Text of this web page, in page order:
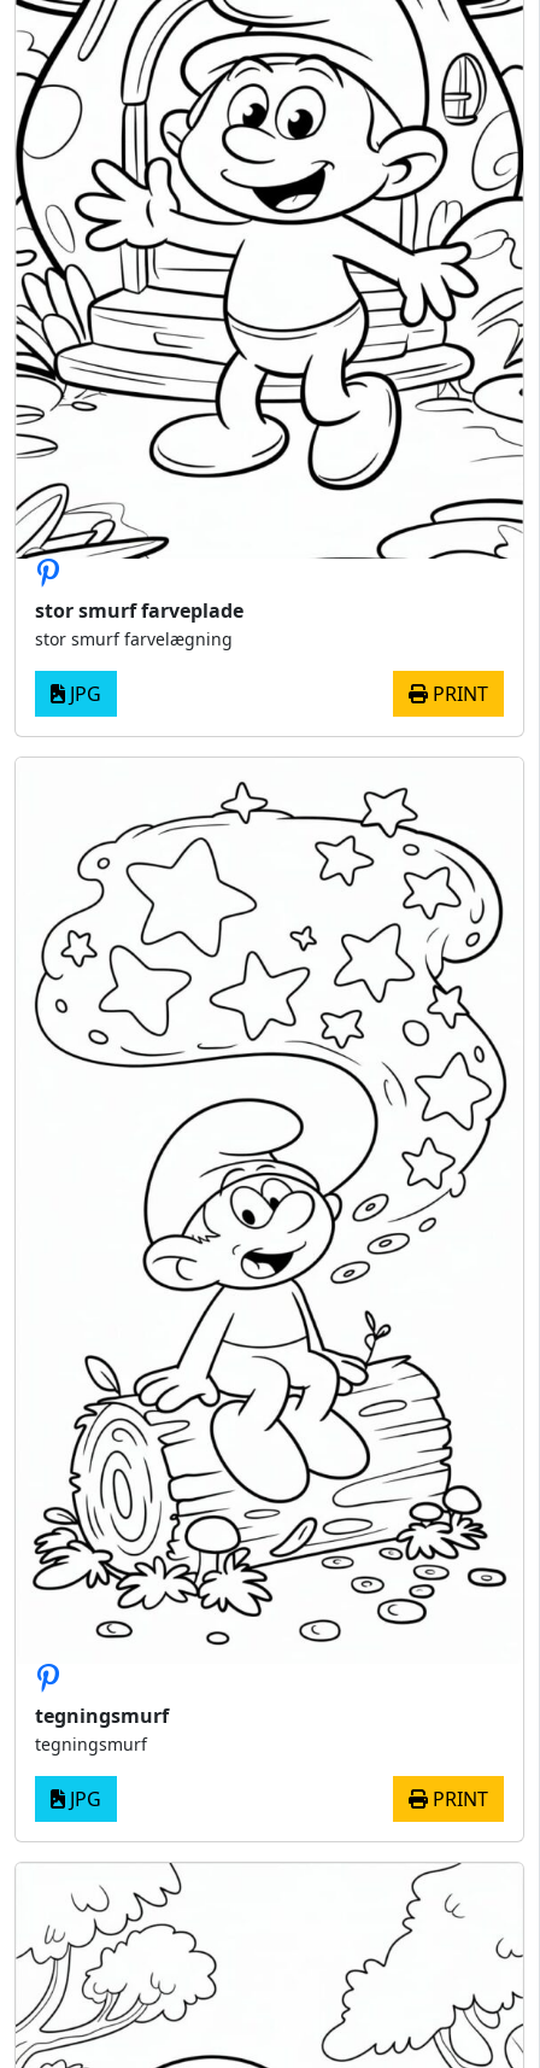
stor smurf farveplade
stor smurf farvelægning
JPG PRINT
tegningsmurf
tegningsmurf
JPG PRINT